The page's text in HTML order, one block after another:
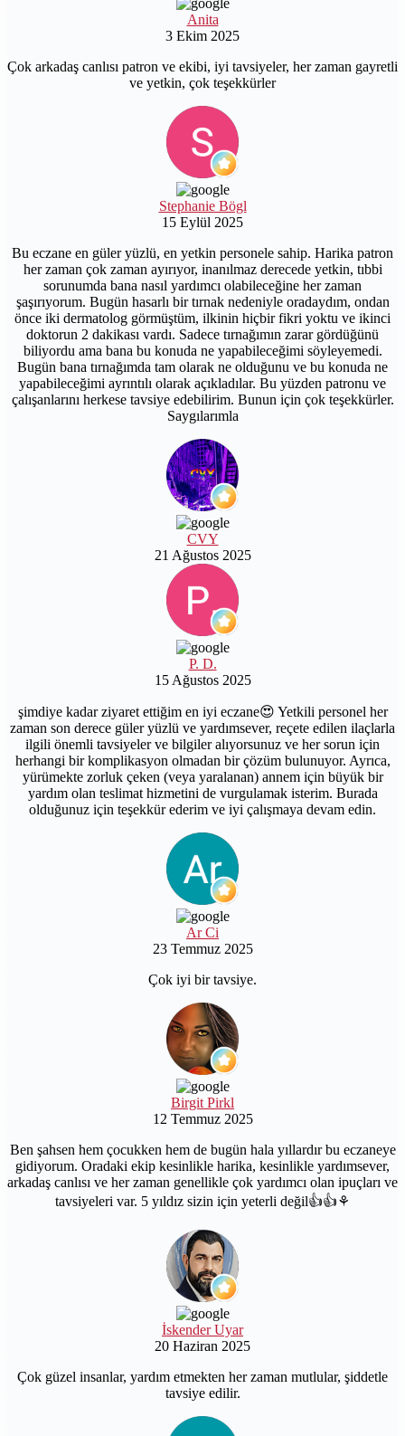
Anita
3 Ekim 2025
Çok arkadaş canlısı patron ve ekibi, iyi tavsiyeler, her zaman gayretli
ve yetkin, çok teşekkürler
Stephanie Bögl
15 Eylül 2025
Bu eczane en güler yüzlü, en yetkin personele sahip. Harika patron
her zaman çok zaman ayırıyor, inanılmaz derecede yetkin, tıbbi
sorunumda bana nasıl yardımcı olabileceğine her zaman
şaşırıyorum. Bugün hasarlı bir tırnak nedeniyle oradaydım, ondan
önce iki dermatolog görmüştüm, ilkinin hiçbir fikri yoktu ve ikinci
doktorun 2 dakikası vardı. Sadece tırnağımın zarar gördüğünü
biliyordu ama bana bu konuda ne yapabileceğimi söyleyemedi.
Bugün bana tırnağımda tam olarak ne olduğunu ve bu konuda ne
yapabileceğimi ayrıntılı olarak açıkladılar. Bu yüzden patronu ve
çalışanlarını herkese tavsiye edebilirim. Bunun için çok teşekkürler.
Saygılarımla
CVY
21 Ağustos 2025
P. D.
15 Ağustos 2025
şimdiye kadar ziyaret ettiğim en iyi eczane😍 Yetkili personel her
zaman son derece güler yüzlü ve yardımsever, reçete edilen ilaçlarla
ilgili önemli tavsiyeler ve bilgiler alıyorsunuz ve her sorun için
herhangi bir komplikasyon olmadan bir çözüm bulunuyor. Ayrıca,
yürümekte zorluk çeken (veya yaralanan) annem için büyük bir
yardım olan teslimat hizmetini de vurgulamak isterim. Burada
olduğunuz için teşekkür ederim ve iyi çalışmaya devam edin.
Ar Ci
23 Temmuz 2025
Çok iyi bir tavsiye.
Birgit Pirkl
12 Temmuz 2025
Ben şahsen hem çocukken hem de bugün hala yıllardır bu eczaneye
gidiyorum. Oradaki ekip kesinlikle harika, kesinlikle yardımsever,
arkadaş canlısı ve her zaman genellikle çok yardımcı olan ipuçları ve
tavsiyeleri var. 5 yıldız sizin için yeterli değil👍👍⚘️
İskender Uyar
20 Haziran 2025
Çok güzel insanlar, yardım etmekten her zaman mutlular, şiddetle
tavsiye edilir.